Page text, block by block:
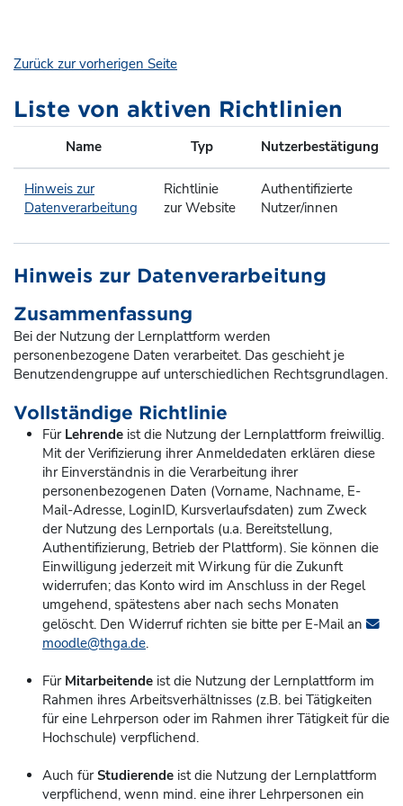
Zurück zur vorherigen Seite
Liste von aktiven Richtlinien
Name Typ Nutzerbestätigung
Hinweis zur
Datenverarbeitung
Richtlinie
zur Website
Authentifizierte
Nutzer/innen
Hinweis zur Datenverarbeitung
Zusammenfassung
Bei der Nutzung der Lernplattform werden
personenbezogene Daten verarbeitet. Das geschieht je
Benutzendengruppe auf unterschiedlichen Rechtsgrundlagen.
Vollständige Richtlinie
Für Lehrende ist die Nutzung der Lernplattform freiwillig.
Mit der Verifizierung ihrer Anmeldedaten erklären diese
ihr Einverständnis in die Verarbeitung ihrer
personenbezogenen Daten (Vorname, Nachname, E-
Mail-Adresse, LoginID, Kursverlaufsdaten) zum Zweck
der Nutzung des Lernportals (u.a. Bereitstellung,
Authentifizierung, Betrieb der Plattform). Sie können die
Einwilligung jederzeit mit Wirkung für die Zukunft
widerrufen; das Konto wird im Anschluss in der Regel
umgehend, spätestens aber nach sechs Monaten
gelöscht. Den Widerruf richten sie bitte per E-Mail an
moodle@thga.de.
Für Mitarbeitende ist die Nutzung der Lernplattform im
Rahmen ihres Arbeitsverhältnisses (z.B. bei Tätigkeiten
für eine Lehrperson oder im Rahmen ihrer Tätigkeit für die
Hochschule) verpflichend.
Auch fürStudierende ist die Nutzung der Lernplattform
verpflichend, wenn mind. eine ihrer Lehrpersonen ein